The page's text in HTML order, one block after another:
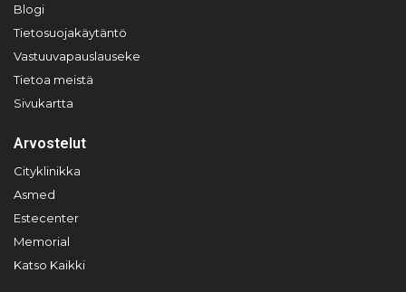
Blogi
Tietosuojakäytäntö
Vastuuvapauslauseke
Tietoa meistä
Sivukartta
Arvostelut
Cityklinikka
Asmed
Estecenter
Memorial
Katso Kaikki